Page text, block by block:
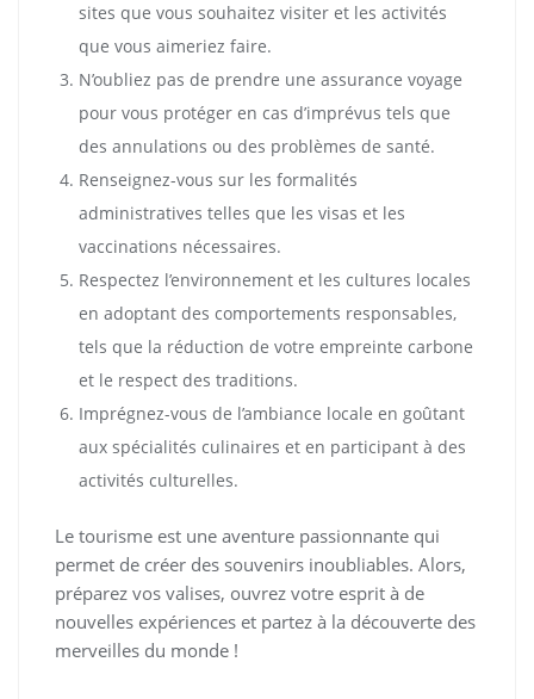
sites que vous souhaitez visiter et les activités
que vous aimeriez faire.
N’oubliez pas de prendre une assurance voyage
pour vous protéger en cas d’imprévus tels que
des annulations ou des problèmes de santé.
Renseignez-vous sur les formalités
administratives telles que les visas et les
vaccinations nécessaires.
Respectez l’environnement et les cultures locales
en adoptant des comportements responsables,
tels que la réduction de votre empreinte carbone
et le respect des traditions.
Imprégnez-vous de l’ambiance locale en goûtant
aux spécialités culinaires et en participant à des
activités culturelles.
Le tourisme est une aventure passionnante qui
permet de créer des souvenirs inoubliables. Alors,
préparez vos valises, ouvrez votre esprit à de
nouvelles expériences et partez à la découverte des
merveilles du monde !